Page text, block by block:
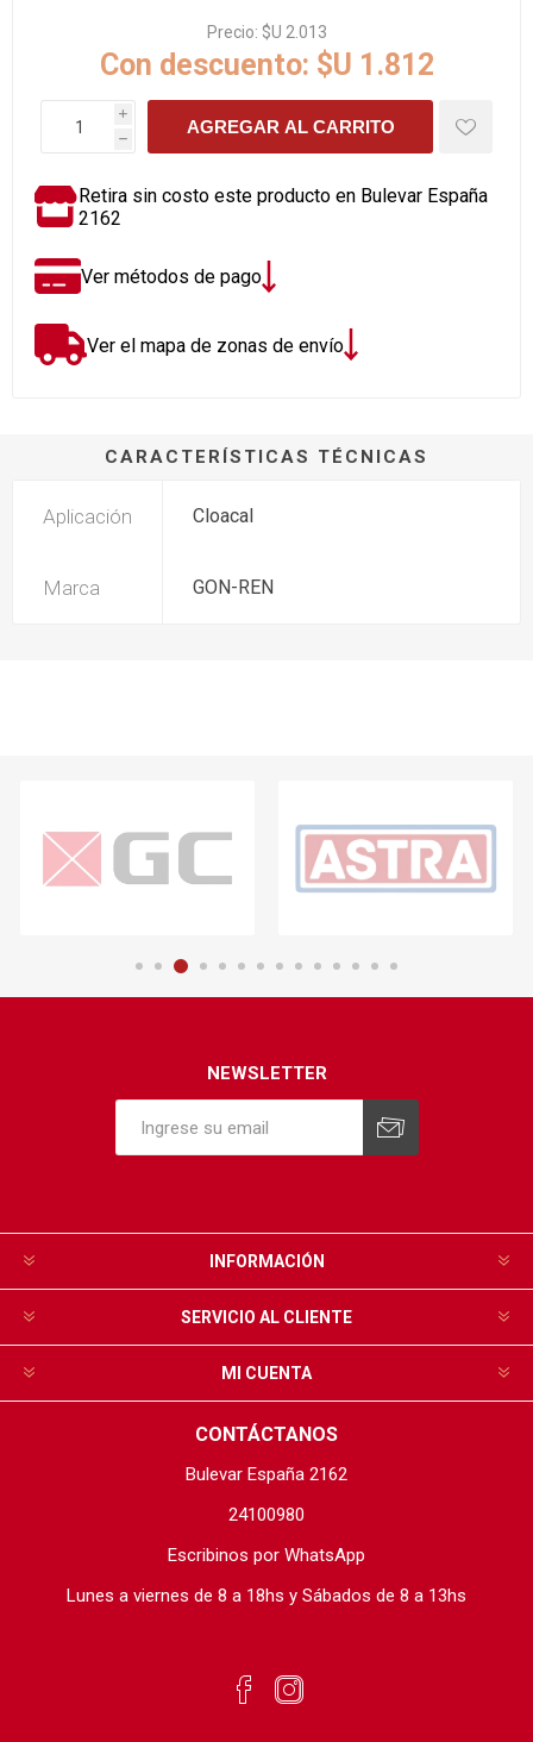
Precio: $U 2.013
Con descuento: $U 1.812
i
h
AGREGAR AL CARRITO
Retira sin costo este producto en Bulevar España
2162
Ver métodos de pago
Ver el mapa de zonas de envío
CARACTERÍSTICAS TÉCNICAS
Aplicación Cloacal
Marca GON-REN
NEWSLETTER
INFORMACIÓN
SERVICIO AL CLIENTE
MI CUENTA
CONTÁCTANOS
Bulevar España 2162
24100980
Escribinos por WhatsApp
Lunes a viernes de 8 a 18hs y Sábados de 8 a 13hs